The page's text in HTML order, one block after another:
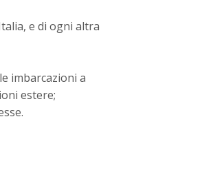
e di ogni altra
imbarcazioni a
estere;